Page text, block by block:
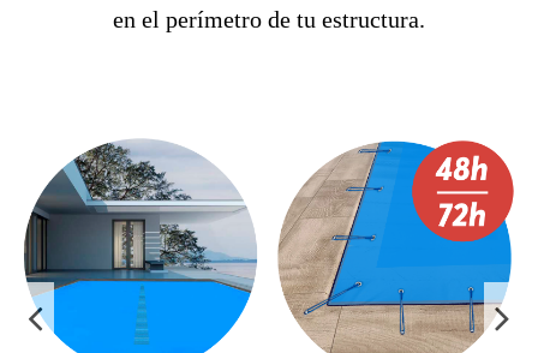
en el perímetro de tu estructura.